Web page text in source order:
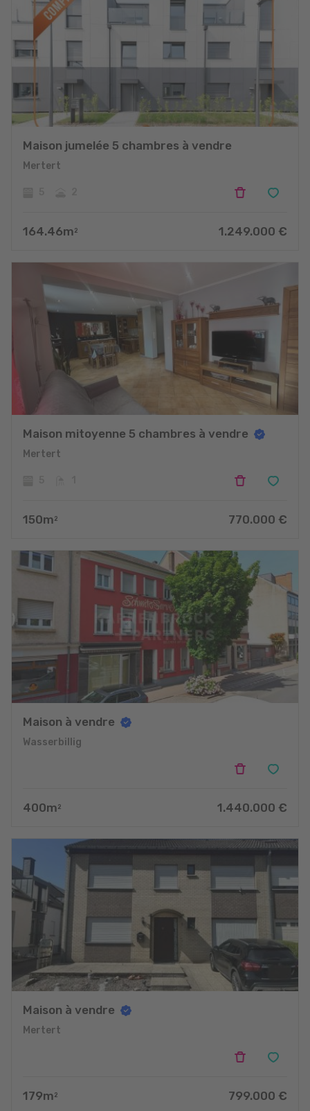
Maison jumelée 5 chambres à vendre
Mertert
164.46m 2 1.249.000 €
Maison mitoyenne 5 chambres à vendre
Mertert
150m 2 770.000 €
Maison à vendre
Wasserbillig
400m 2 1.440.000 €
Maison à vendre
Mertert
179m 2 799.000 €